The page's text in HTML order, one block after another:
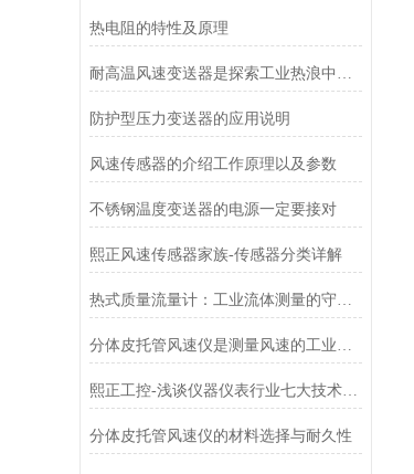
热电阻的特性及原理
耐高温风速变送器是探索工业热浪中的守护者
防护型压力变送器的应用说明
风速传感器的介绍工作原理以及参数
不锈钢温度变送器的电源一定要接对
熙正风速传感器家族-传感器分类详解
热式质量流量计：工业流体测量的守护者
分体皮托管风速仪是测量风速的工业设备
熙正工控-浅谈仪器仪表行业七大技术问题
分体皮托管风速仪的材料选择与耐久性